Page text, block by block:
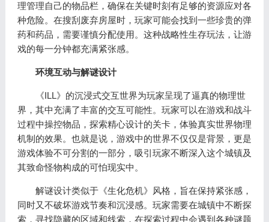
理管理自己的物品栏，确保在关键时刻有足够的资源应对各
种危险。在搜刮废弃房屋时，玩家可能会找到一些珍贵的弹
药和药品，需要谨慎分配使用。这种战略性生存玩法，让游
戏的每一分钟都充满紧张感。
环境互动与解谜设计
《ILL》的沉浸式交互世界为玩家呈现了逼真的物理世
界，其中充满了丰富的交互可能性。玩家可以在游戏和战斗
过程中操控物品，探索精心设计的关卡，体验真实世界物理
机制的效果。也就是说，游戏中的世界不仅仅是背景，更是
游戏体验不可分割的一部分，吸引玩家不断深入这个城镇及
其致命怪物构成的可怕现实中。
解谜设计类似于《生化危机》风格，旨在保持紧张感，
同时又不破坏游戏节奏和沉浸感。玩家需要在城镇中不断探
索，寻找隐藏的区域和线索，在探索过程中会遇到各种谜题